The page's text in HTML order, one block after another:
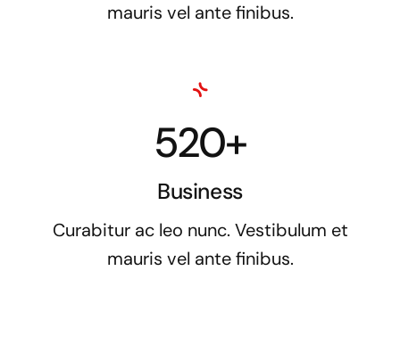
mauris vel ante finibus.
520+
Business
Curabitur ac leo nunc. Vestibulum et
mauris vel ante finibus.